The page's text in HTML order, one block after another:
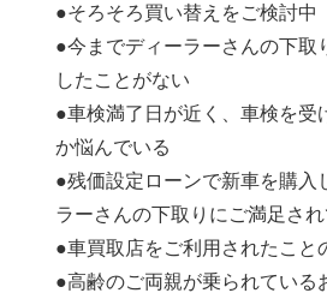
●そろそろ買い替えをご検討中
●今までディーラーさんの下取
したことがない
●車検満了日が近く、車検を受
か悩んでいる
●残価設定ローンで新車を購入
ラーさんの下取りにご満足さ
●車買取店をご利用されたこと
●高齢のご両親が乗られている